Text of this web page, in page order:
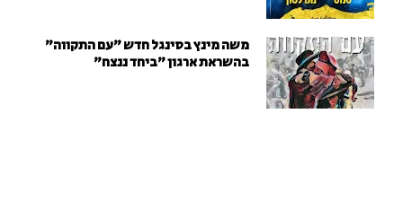
משה מינץ בסינגל חדש ״עם התקווה״
בהשראת ארגון "ביחד ננצח"